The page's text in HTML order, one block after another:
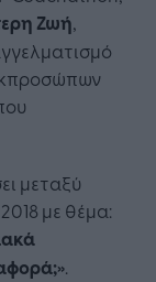
Ζωή,
μεταξύ
με θέμα:
.